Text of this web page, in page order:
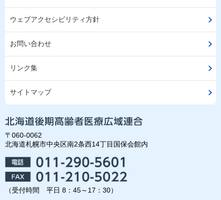
ウェブアクセシビリティ方針
お問い合わせ
リンク集
サイトマップ
〒060-0062
北海道札幌市中央区南2条西14丁目国保会館内
（受付時間 平日 8：45～17：30）